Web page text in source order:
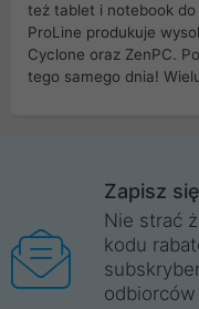
też tablet i notebook do
ProLine produkuje
Cyclone oraz ZenPC.
tego samego dnia!
Wrocław, Poznań,
Trzebnica, Opole.
ProLine to polska firma
legalnie i płacimy
główną w Mirkowie
Zapisz
Nie strać
kodu